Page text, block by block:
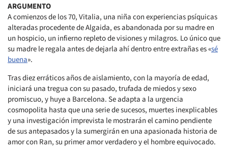
ARGUMENTO
A comienzos de los 70, Vitalia, una niña con experiencias psíquicas
alteradas procedente de Algaida, es abandonada por su madre en
un hospicio, un infierno repleto de visiones y milagros. Lo único que
su madre le regala antes de dejarla ahí dentro entre extrañas es «sé
buena».
Tras diez erráticos años de aislamiento, con la mayoría de edad,
iniciará una tregua con su pasado, trufada de miedos y sexo
promiscuo, y huye a Barcelona. Se adapta a la urgencia
cosmopolita hasta que una serie de sucesos, muertes inexplicables
y una investigación imprevista le mostrarán el camino pendiente
de sus antepasados y la sumergirán en una apasionada historia de
amor con Ran, su primer amor verdadero y el hombre equivocado.